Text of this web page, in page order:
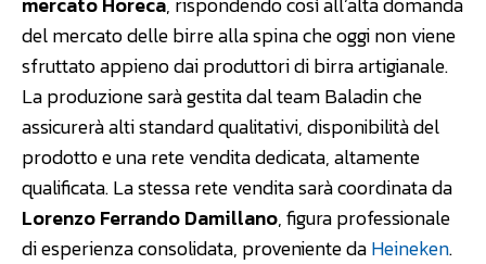
del mercato delle birre alla spina che oggi non viene
sfruttato appieno dai produttori di birra artigianale.
La produzione sarà gestita dal team Baladin che
assicurerà alti standard qualitativi, disponibilità del
prodotto e una rete vendita dedicata, altamente
qualificata. La stessa rete vendita sarà coordinata da
Lorenzo Ferrando Damillano, figura professionale
di esperienza consolidata, proveniente daHeineken.